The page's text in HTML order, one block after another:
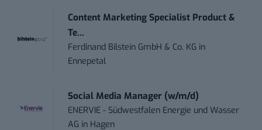
Content Marketing Specialist Product &
Te...
Ferdinand Bilstein GmbH & Co. KG in
Ennepetal
Social Media Manager (w/m/d)
ENERVIE - Südwestfalen Energie und Wasser
AG in Hagen